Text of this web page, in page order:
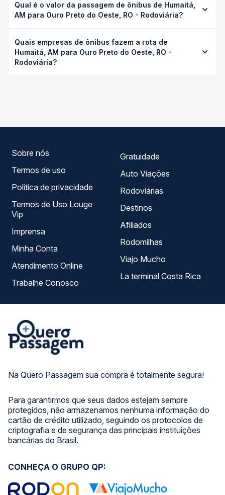
Oeste, RO - Rodoviária leva em média 15h 30min,
podendo variar conforme a viação, o tipo de serviço
disponíveis e vê a duração exata de cada opção na data
desejada.
Qual é o valor da passagem de ônibus de Humaitá,
AM para Ouro Preto do Oeste, RO - Rodoviária?
Ouro Preto do Oeste, RO - Rodoviária custa em média R$
225,00 e varia conforme a data da viagem, a empresa, o
tipo de poltrona e a antecedência da compra. Na Quero
Quais empresas de ônibus fazem a rota de
Humaitá, AM para Ouro Preto do Oeste, RO -
Rodoviária?
Na Quero Passagem sua compra é totalmente segura!
Para garantirmos que seus dados estejam sempre
protegidos, não armazenamos nenhuma informação do
cartão de crédito utilizado, seguindo os protocolos de
criptografia e de segurança das principais instituições
bancárias do Brasil.
Sobre nós
Termos de uso
Política de privacidade
Termos de Uso Louge
Vip
Imprensa
Minha Conta
Atendimento Online
Trabalhe Conosco
Gratuidade
Auto Viações
Rodoviárias
Destinos
Afiliados
Rodomilhas
Viajo Mucho
La terminal Costa Rica
CONHEÇA O GRUPO QP: